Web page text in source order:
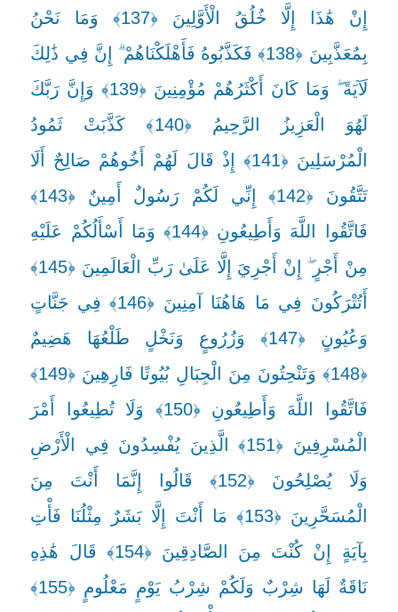
إِنْ هَٰذَا إِلَّا خُلُقُ الْأَوَّلِينَ ﴿137﴾ وَمَا نَحْنُ
بِمُعَذَّبِينَ ﴿138﴾ فَكَذَّبُوهُ فَأَهْلَكْنَاهُمْ ۗ إِنَّ فِي ذَٰلِكَ
لَآيَةً ۖ وَمَا كَانَ أَكْثَرُهُمْ مُؤْمِنِينَ ﴿139﴾ وَإِنَّ رَبَّكَ
لَهُوَ الْعَزِيزُ الرَّحِيمُ ﴿140﴾ كَذَّبَتْ ثَمُودُ
الْمُرْسَلِينَ ﴿141﴾ إِذْ قَالَ لَهُمْ أَخُوهُمْ صَالِحٌ أَلَا
تَتَّقُونَ ﴿142﴾ إِنِّي لَكُمْ رَسُولٌ أَمِينٌ ﴿143﴾
فَاتَّقُوا اللَّهَ وَأَطِيعُونِ ﴿144﴾ وَمَا أَسْأَلُكُمْ عَلَيْهِ
مِنْ أَجْرٍ ۖ إِنْ أَجْرِيَ إِلَّا عَلَىٰ رَبِّ الْعَالَمِينَ ﴿145﴾
أَتُتْرَكُونَ فِي مَا هَاهُنَا آمِنِينَ ﴿146﴾ فِي جَنَّاتٍ
وَعُيُونٍ ﴿147﴾ وَزُرُوعٍ وَنَخْلٍ طَلْعُهَا هَضِيمٌ
﴿148﴾ وَتَنْحِتُونَ مِنَ الْجِبَالِ بُيُوتًا فَارِهِينَ ﴿149﴾
فَاتَّقُوا اللَّهَ وَأَطِيعُونِ ﴿150﴾ وَلَا تُطِيعُوا أَمْرَ
الْمُسْرِفِينَ ﴿151﴾ الَّذِينَ يُفْسِدُونَ فِي الْأَرْضِ
وَلَا يُصْلِحُونَ ﴿152﴾ قَالُوا إِنَّمَا أَنْتَ مِنَ
الْمُسَحَّرِينَ ﴿153﴾ مَا أَنْتَ إِلَّا بَشَرٌ مِثْلُنَا فَأْتِ
بِآيَةٍ إِنْ كُنْتَ مِنَ الصَّادِقِينَ ﴿154﴾ قَالَ هَٰذِهِ
نَاقَةٌ لَهَا شِرْبٌ وَلَكُمْ شِرْبُ يَوْمٍ مَعْلُومٍ ﴿155﴾